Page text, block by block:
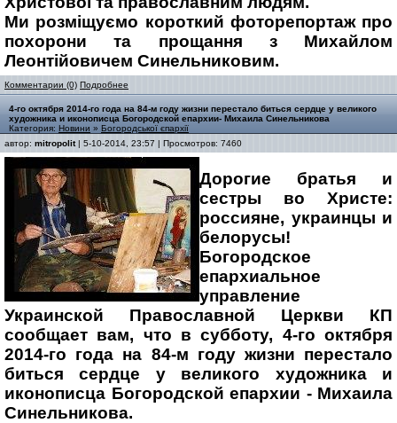
Ми розміщуємо короткий фоторепортаж про
похорони та прощання з Михайлом
Леонтійовичем Синельниковим.
Комментарии (0) Подробнее
4-го октября 2014-го года на 84-м году жизни перестало биться сердце у великого
художника и иконописца Богородской епархии- Михаила Синельникова
Категория: Новини » Богородської єпархії
автор: mitropolit| 5-10-2014, 23:57 | Просмотров: 7460
Дорогие братья и
сестры во Христе:
россияне, украинцы и
белорусы!
Богородское
епархиальное
управление
Украинской Православной Церкви КП
сообщает вам, что в субботу, 4-го октября
2014-го года на 84-м году жизни перестало
биться сердце у великого художника и
иконописца Богородской епархии - Михаила
Синельникова.